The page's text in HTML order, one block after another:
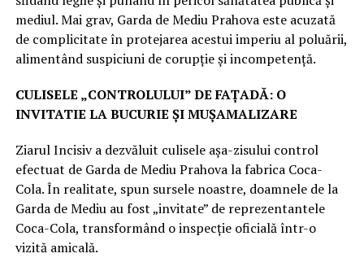
mediul. Mai grav, Garda de Mediu Prahova este acuzată
de complicitate în protejarea acestui imperiu al poluării,
alimentând suspiciuni de corupție și incompetență.
CULISELE „CONTROLULUI” DE FAȚADĂ: O
INVITATIE LA BUCURIE ȘI MUȘAMALIZARE
Ziarul Incisiv a dezvăluit culisele așa-zisului control
efectuat de Garda de Mediu Prahova la fabrica Coca-
Cola. În realitate, spun sursele noastre, doamnele de la
Garda de Mediu au fost „invitate” de reprezentantele
Coca-Cola, transformând o inspecție oficială într-o
vizită amicală.